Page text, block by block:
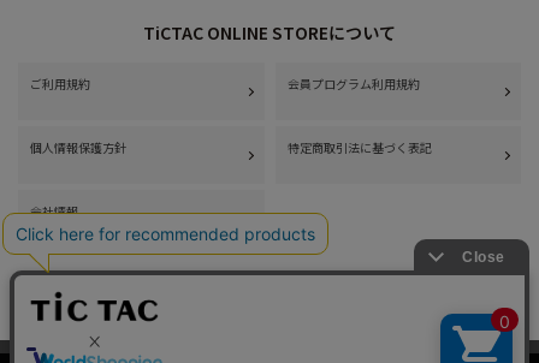
TiCTAC ONLINE STOREについて
ご利用規約 会員プログラム利用規約
個人情報保護方針 特定商取引法に基づく表記
会社情報